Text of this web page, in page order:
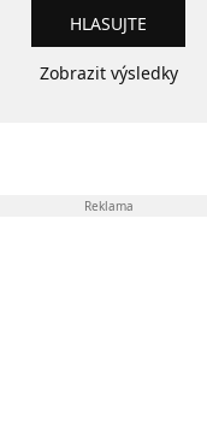
Zobrazit výsledky
Reklama